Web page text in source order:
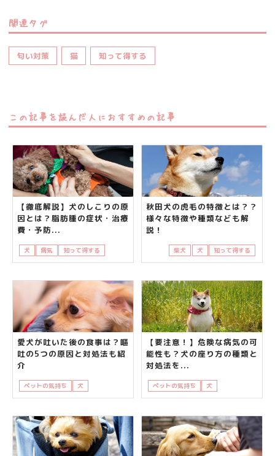
関連タグ
匂い対策 猫 知って得する
この記事を読んだ人におすすめの記事
【徹底解説】犬のしこりの原
因とは？脂肪腫の症状・治療
費・予防...
犬 病気 知って得する
秋田犬の虎毛の特徴とは？？
様々な特徴や種類なども解
説！
柴犬 犬 知って得する
愛犬が吐いた後の食事は？嘔
吐の5つの原因と対処法も紹
介
ペットの気持ち 犬
【要注意！】危険な病気の可
能性も？犬の座り方の種類と
対処法を...
ペットの気持ち 犬